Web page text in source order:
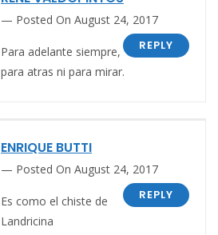
Posted On August 24, 2017
REPLY
Para adelante siempre,
para atras ni para mirar.
ENRIQUE BUTTI
Posted On August 24, 2017
REPLY
Es como el chiste de
Landricina